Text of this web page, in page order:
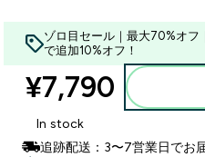
ゾロ目セール｜最大70%オフ
で追加10%オフ！
¥7,790‎
In stock
追跡配送：3〜7営業日でお